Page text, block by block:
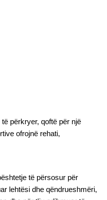
përkryer, qoftë për një
ofrojnë rehati,
të përsosur për
lehtësi dhe qëndrueshmëri,